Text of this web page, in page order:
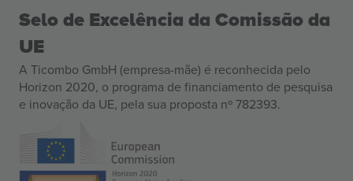
Selo de Excelência da Comissão da
UE
A Ticombo GmbH (empresa-mãe) é reconhecida pelo
Horizon 2020, o programa de financiamento de pesquisa
e inovação da UE, pela sua proposta nº 782393.